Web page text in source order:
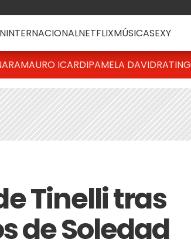
INTERNACIONALNETFLIXMÚSICASEXY
MAURO ICARDIPAMELA DAVIDRATING
Tinelli tras
de Soledad